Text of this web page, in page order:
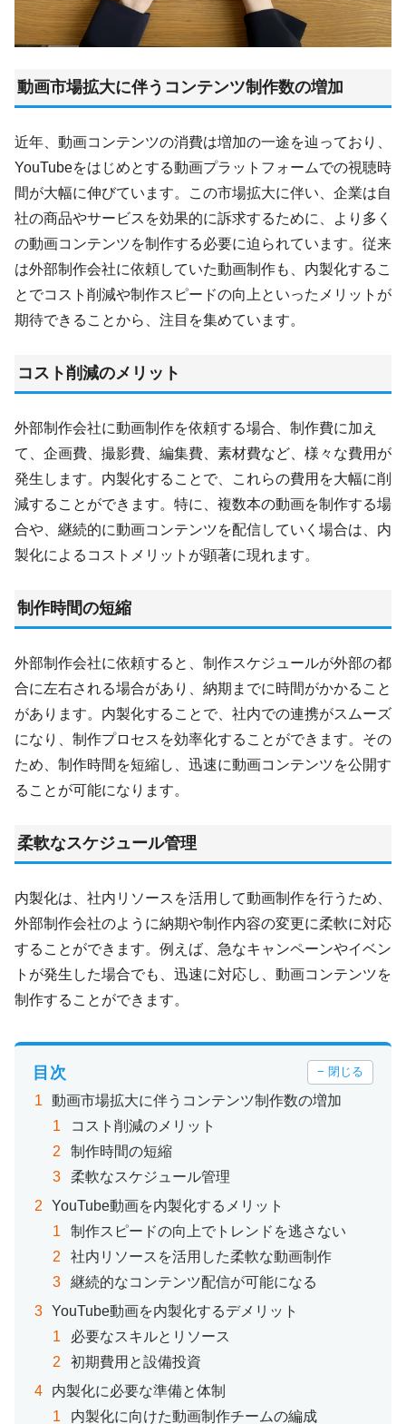
動画市場拡大に伴うコンテンツ制作数の増加
近年、動画コンテンツの消費は増加の一途を辿っており、
YouTubeをはじめとする動画プラットフォームでの視聴時
間が大幅に伸びています。この市場拡大に伴い、企業は自
社の商品やサービスを効果的に訴求するために、より多く
の動画コンテンツを制作する必要に迫られています。従来
は外部制作会社に依頼していた動画制作も、内製化するこ
とでコスト削減や制作スピードの向上といったメリットが
期待できることから、注目を集めています。
コスト削減のメリット
外部制作会社に動画制作を依頼する場合、制作費に加え
て、企画費、撮影費、編集費、素材費など、様々な費用が
発生します。内製化することで、これらの費用を大幅に削
減することができます。特に、複数本の動画を制作する場
合や、継続的に動画コンテンツを配信していく場合は、内
製化によるコストメリットが顕著に現れます。
制作時間の短縮
外部制作会社に依頼すると、制作スケジュールが外部の都
合に左右される場合があり、納期までに時間がかかること
があります。内製化することで、社内での連携がスムーズ
になり、制作プロセスを効率化することができます。その
ため、制作時間を短縮し、迅速に動画コンテンツを公開す
ることが可能になります。
柔軟なスケジュール管理
内製化は、社内リソースを活用して動画制作を行うため、
外部制作会社のように納期や制作内容の変更に柔軟に対応
することができます。例えば、急なキャンペーンやイベン
トが発生した場合でも、迅速に対応し、動画コンテンツを
制作することができます。
目次 − 閉じる
動画市場拡大に伴うコンテンツ制作数の増加
コスト削減のメリット
制作時間の短縮
柔軟なスケジュール管理
YouTube動画を内製化するメリット
制作スピードの向上でトレンドを逃さない
社内リソースを活用した柔軟な動画制作
継続的なコンテンツ配信が可能になる
YouTube動画を内製化するデメリット
必要なスキルとリソース
初期費用と設備投資
内製化に必要な準備と体制
内製化に向けた動画制作チームの編成